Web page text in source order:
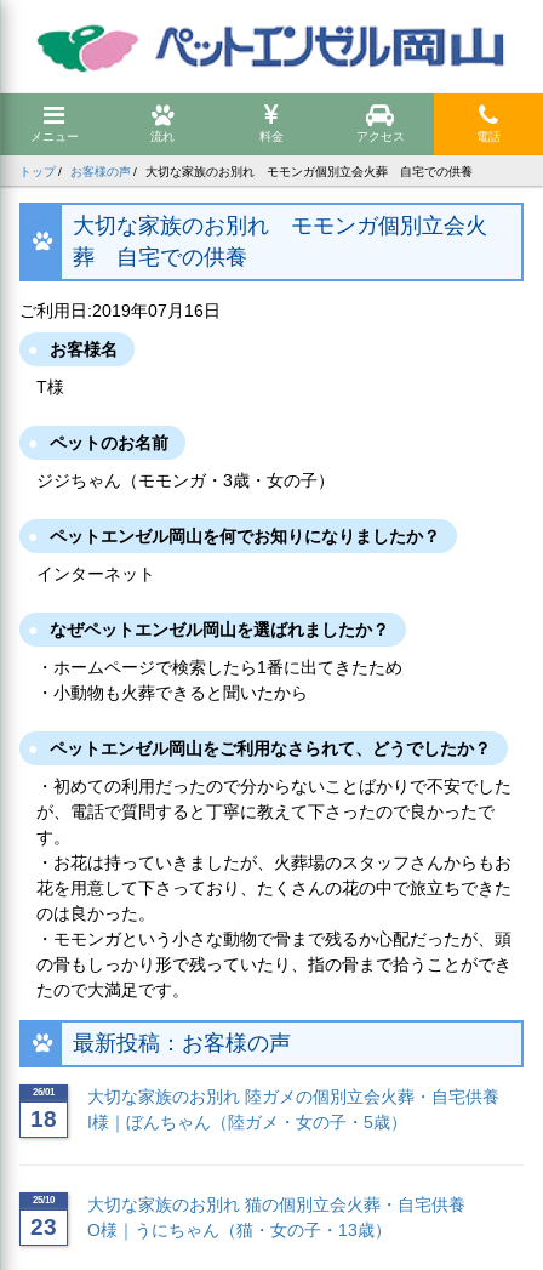
メニュー 流れ 料金 アクセス 電話
トップ お客様の声 大切な家族のお別れ モモンガ個別立会火葬 自宅での供養
大切な家族のお別れ モモンガ個別立会火
葬 自宅での供養
ご利用日:2019年07月16日
お客様名
T様
ペットのお名前
ジジちゃん（モモンガ・3歳・女の子）
ペットエンゼル岡山を何でお知りになりましたか？
インターネット
なぜペットエンゼル岡山を選ばれましたか？
・ホームページで検索したら1番に出てきたため
・小動物も火葬できると聞いたから
ペットエンゼル岡山をご利用なさられて、どうでしたか？
・初めての利用だったので分からないことばかりで不安でした
が、電話で質問すると丁寧に教えて下さったので良かったで
す。
・お花は持っていきましたが、火葬場のスタッフさんからもお
花を用意して下さっており、たくさんの花の中で旅立ちできた
のは良かった。
・モモンガという小さな動物で骨まで残るか心配だったが、頭
の骨もしっかり形で残っていたり、指の骨まで拾うことができ
たので大満足です。
最新投稿：お客様の声
26/01
18
大切な家族のお別れ 陸ガメの個別立会火葬・自宅供養
I様｜ぼんちゃん（陸ガメ・女の子・5歳）
25/10
23
大切な家族のお別れ 猫の個別立会火葬・自宅供養
O様｜うにちゃん（猫・女の子・13歳）